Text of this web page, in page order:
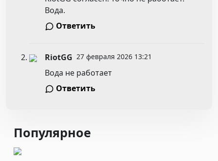
Вода.
Ответить
RiotGG 27 февраля 2026 13:21
Вода не работает
Ответить
Популярное